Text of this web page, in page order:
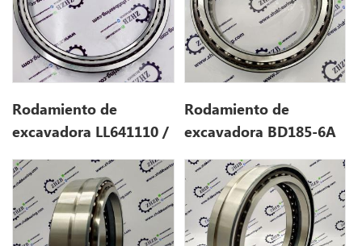
Rodamiento de
excavadora LL641110 /
Rodamiento de
excavadora BD185-6A